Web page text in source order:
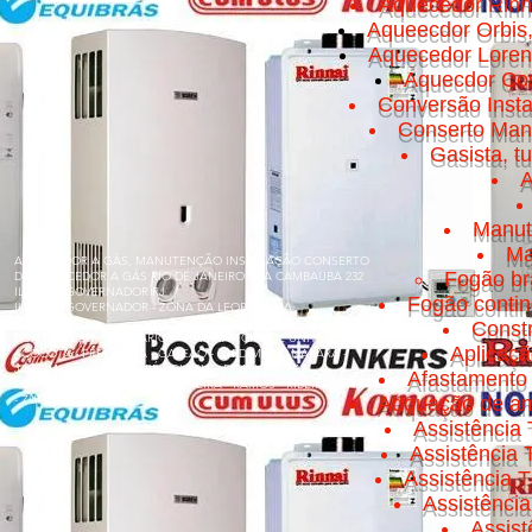
AQUECEDOR A GÁS, MANUTENÇÃO INSTALAÇÃO CONSERTO
DE AQUECEDOR A GÁS RIO DE JANEIRO RUA CAMBAUBA 232
ILHA DO GOVERNADOR RJ
ILHA DO GOVERNADOR - ZONA DA LEOPOLDINA
BONSUCESSO - BANCÁRIOS - CACUIA - CICADE UNIVERSITÁRIA
- COCOTÁ - FREGUESIA - GALEÃO - JARDIM GUANABARA -
JARDIM CARIOCA - MARÉ - OLARIA - PITANGUEIRAS -
PORTUGUESA - PRAIA DA BANDEIRA - RAMOS - RIBEIRA - TÁUA
- ZUMBI
Aquecedor
Aqueecdor Orbis,
Aquecedor
Aquecdor
Conversão
Conserto
Gasista,
Fogão
Fogão
Adquação de
Assistência
Assistência
Assistência